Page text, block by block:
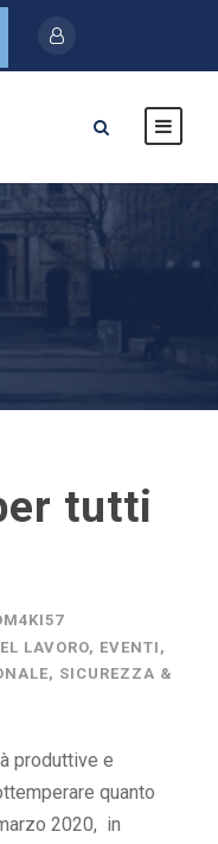
tutti
LAVORO, EVENTI ,
, SICUREZZA &
produttive e
quanto
2020, in